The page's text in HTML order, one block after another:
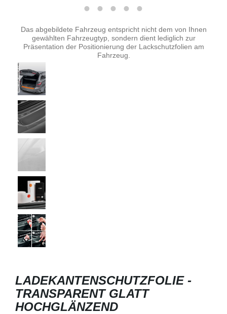
Das abgebildete Fahrzeug entspricht nicht dem von Ihnen
gewählten Fahrzeugtyp, sondern dient lediglich zur
Präsentation der Positionierung der Lackschutzfolien am
Fahrzeug.
LADEKANTENSCHUTZFOLIE -
TRANSPARENT GLATT
HOCHGLÄNZEND